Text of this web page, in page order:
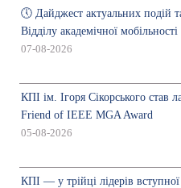
🕔 Дайджест актуальних подій
Відділу академічної мобільності
07-08-2026
КПІ ім. Ігоря Сікорського став
Friend of IEEE MGA Award
05-08-2026
КПІ — у трійці лідерів